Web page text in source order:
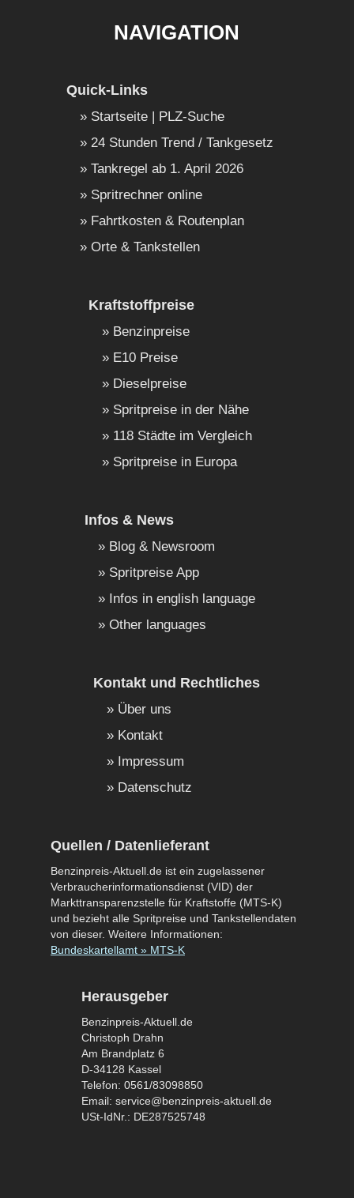
NAVIGATION
Quick-Links
Startseite | PLZ-Suche
24 Stunden Trend / Tankgesetz
Tankregel ab 1. April 2026
Spritrechner online
Fahrtkosten & Routenplan
Orte & Tankstellen
Kraftstoffpreise
Benzinpreise
E10 Preise
Dieselpreise
Spritpreise in der Nähe
118 Städte im Vergleich
Spritpreise in Europa
Infos & News
Blog & Newsroom
Spritpreise App
Infos in english language
Other languages
Kontakt und Rechtliches
Über uns
Kontakt
Impressum
Datenschutz
Quellen / Datenlieferant
Benzinpreis-Aktuell.de ist ein zugelassener
Verbraucherinformationsdienst (VID) der
Markttransparenzstelle für Kraftstoffe (MTS-K)
und bezieht alle Spritpreise und Tankstellendaten
von dieser. Weitere Informationen:
Bundeskartellamt » MTS-K
Herausgeber
Benzinpreis-Aktuell.de
Christoph Drahn
Am Brandplatz 6
D-34128 Kassel
Telefon: 0561/83098850
Email: service@benzinpreis-aktuell.de
USt-IdNr.: DE287525748